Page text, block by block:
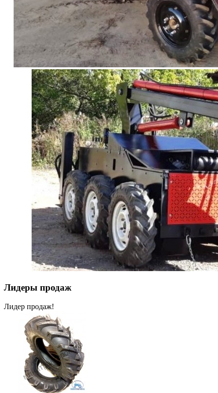
Лидеры продаж
Лидер продаж!